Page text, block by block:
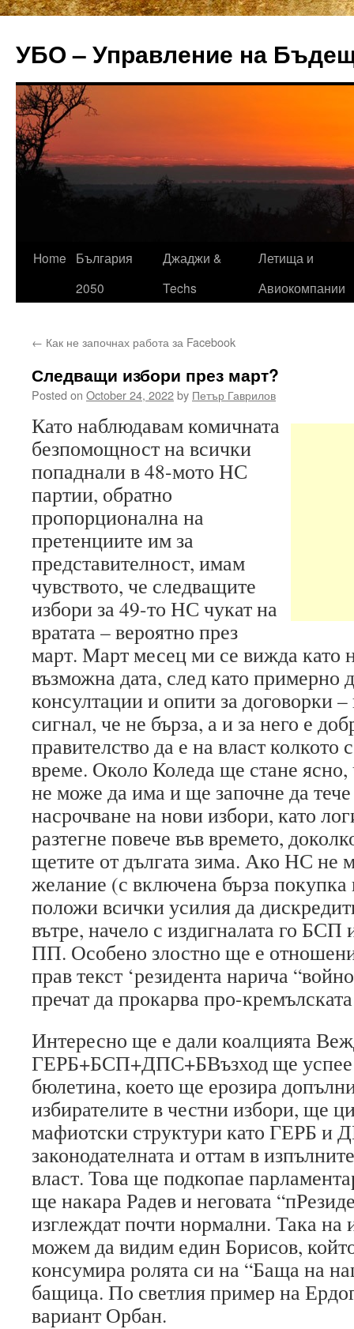
УБО – Управление на
Skip
Home
България
2050
Джаджи &
Techs
Летища и
Авиокомпании
← Как не започнах работа за Facebook
Следващи избори през март?
Posted on October 24, 2022by Петър Гаврилов
Като наблюдавам комичната
безпомощност на всички
попаднали в 48-мото НС
партии, обратно
пропорционална на
претенциите им за
представителност, имам
чувството, че следващите
избори за 49-то НС чукат на
вратата – вероятно през
март. Март месец ми се вижда като
възможна дата, след като
консултации и опити за договорки
сигнал, че не бърза, а и за него е
правителство да е на власт колкото
време. Около Коледа ще стане ясно,
не може да има и ще започне да тече
насрочване на нови избори, като
разтегне повече във времето,
щетите от дългата зима. Ако НС не
желание (с включена бърза
положи всички усилия да
вътре, начело с издигналата го БСП
ПП. Особено злостно ще е
прав текст ‘резидента нарича
пречат да прокарва про-
Интересно ще е дали коалцията
ГЕРБ+БСП+ДПС+БВъзход ще успее
бюлетина, което ще ерозира
избирателите в честни избори, ще
мафиотски структури като ГЕРБ и
законодателната и оттам в
власт. Това ще подкопае
ще накара Радев и неговата
изглеждат почти нормални. Така на
можем да видим един Борисов,
консумира ролята си на “Баща на
бащица. По светлия пример на
вариант Орбан.